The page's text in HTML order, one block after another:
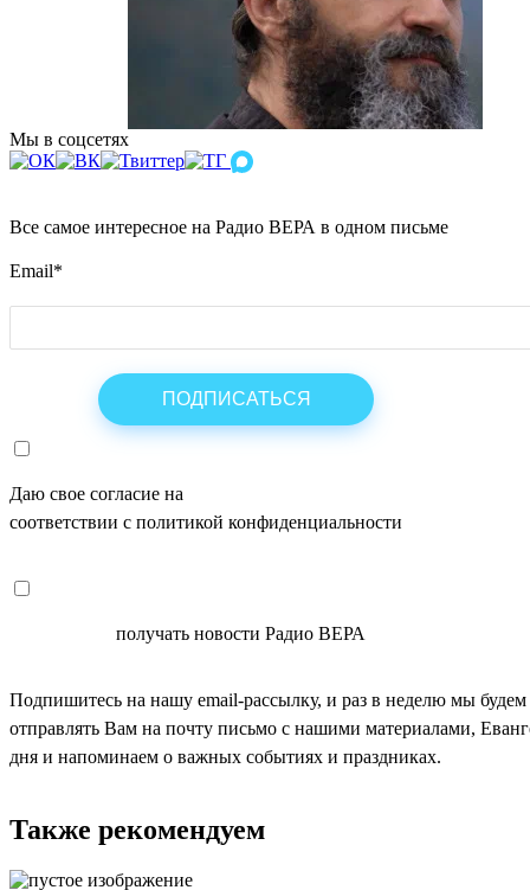
Мы в соцсетях
Все самое интересное на Радио ВЕРА в одном письме
Email*
Даю свое согласие на
соответствии с политикой конфиденциальности
получать новости Радио ВЕРА
Подпишитесь на нашу email-рассылку, и раз в неделю мы будем
отправлять Вам на почту письмо с нашими материалами,
дня и напоминаем о важных событиях и праздниках.
Также рекомендуем